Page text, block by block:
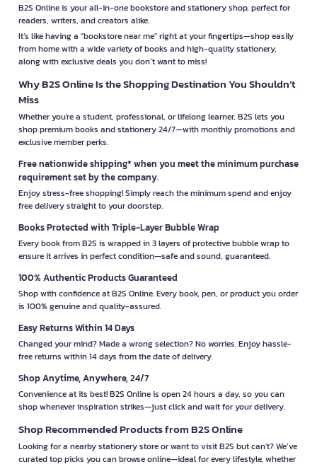
B2S Online is your all-in-one bookstore and stationery shop, perfect for
readers, writers, and creators alike.
It’s like having a "bookstore near me" right at your fingertips—shop easily
from home with a wide variety of books and high-quality stationery,
along with exclusive deals you don’t want to miss!
Why B2S Online Is the Shopping Destination You Shouldn’t
Miss
Whether you're a student, professional, or lifelong learner, B2S lets you
shop premium books and stationery 24/7—with monthly promotions and
exclusive member perks.
Free nationwide shipping* when you meet the minimum purchase
requirement set by the company.
Enjoy stress-free shopping! Simply reach the minimum spend and enjoy
free delivery straight to your doorstep.
Books Protected with Triple-Layer Bubble Wrap
Every book from B2S is wrapped in 3 layers of protective bubble wrap to
ensure it arrives in perfect condition—safe and sound, guaranteed.
100% Authentic Products Guaranteed
Shop with confidence at B2S Online. Every book, pen, or product you order
is 100% genuine and quality-assured.
Easy Returns Within 14 Days
Changed your mind? Made a wrong selection? No worries. Enjoy hassle-
free returns within 14 days from the date of delivery.
Shop Anytime, Anywhere, 24/7
Convenience at its best! B2S Online is open 24 hours a day, so you can
shop whenever inspiration strikes—just click and wait for your delivery.
Shop Recommended Products from B2S Online
Looking for a nearby stationery store or want to visit B2S but can't? We’ve
curated top picks you can browse online—ideal for every lifestyle, whether